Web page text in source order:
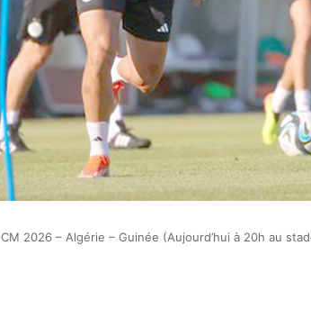
CM 2026 – Algérie – Guinée (Aujourd’hui à 20h au